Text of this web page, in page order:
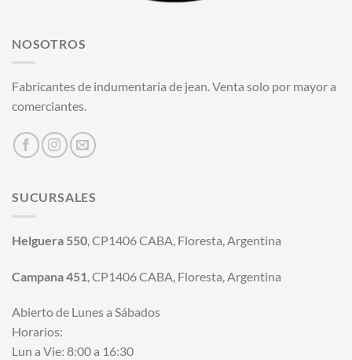
NOSOTROS
Fabricantes de indumentaria de jean. Venta solo por mayor a
comerciantes.
SUCURSALES
Helguera 550 , CP1406 CABA, Floresta, Argentina
Campana 451 , CP1406 CABA, Floresta, Argentina
Abierto de Lunes a Sábados
Horarios:
Lun a Vie: 8:00 a 16:30